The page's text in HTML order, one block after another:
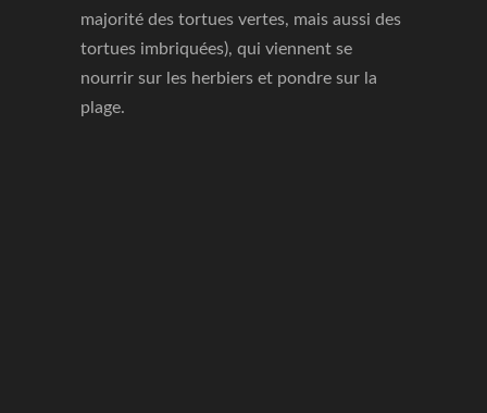
majorité des tortues vertes, mais aussi des
tortues imbriquées), qui viennent se
nourrir sur les herbiers et pondre sur la
plage.